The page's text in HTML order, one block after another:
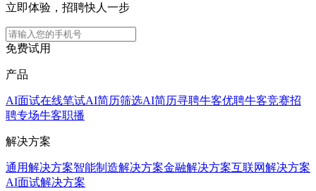
立即体验，招聘快人一步
免费试用
产品
AI面试在线笔试AI简历筛选AI简历寻聘牛客优聘牛客竞赛招
聘专场牛客职播
解决方案
通用解决方案智能制造解决方案金融解决方案互联网解决方案
AI面试解决方案